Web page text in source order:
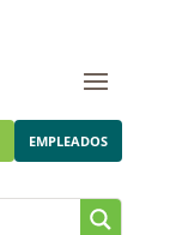
EMPLEADOS